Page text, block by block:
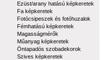
Ezüst/arany hatású képkeretek
Fa képkeretek
Fotócsipeszek és fotóhuzalok
Fémhatású képkeretek
Magasságmérők
Műanyag képkeretek
Öntapadós szobadekorok
Szives képkeretek